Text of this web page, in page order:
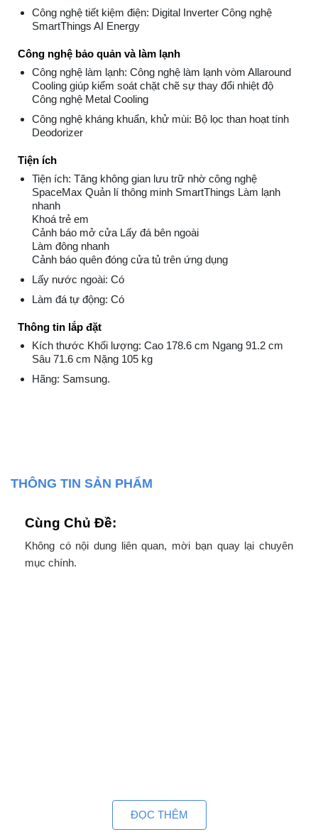
Công nghệ tiết kiệm điện: Digital Inverter Công nghệ
SmartThings AI Energy
Công nghệ bảo quản và làm lạnh
Công nghệ làm lạnh: Công nghệ làm lạnh vòm Allaround
Cooling giúp kiểm soát chặt chẽ sự thay đổi nhiệt độ
Công nghệ Metal Cooling
Công nghệ kháng khuẩn, khử mùi: Bộ lọc than hoạt tính
Deodorizer
Tiện ích
Tiện ích: Tăng không gian lưu trữ nhờ công nghệ
SpaceMax Quản lí thông minh SmartThings Làm lạnh
nhanh
Khoá trẻ em
Cảnh báo mở cửa Lấy đá bên ngoài
Làm đông nhanh
Cảnh báo quên đóng cửa tủ trên ứng dụng
Lấy nước ngoài: Có
Làm đá tự động: Có
Thông tin lắp đặt
Kích thước Khối lượng: Cao 178.6 cm Ngang 91.2 cm
Sâu 71.6 cm Nặng 105 kg
Hãng: Samsung.
THÔNG TIN SẢN PHẨM
Cùng Chủ Đề:
Không có nội dung liên quan, mời bạn quay lại chuyên
mục chính.
ĐỌC THÊM